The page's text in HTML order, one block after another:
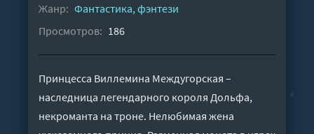
Жанр: Фантастика, фэнтези
Просмотров: 186
Принцесса Виллемина Междугорская –
наследница легендарного короля Дольфа,
некроманта на троне. Нелюбимая жена